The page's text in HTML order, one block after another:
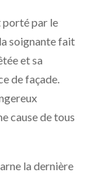
par le
soignante fait
et sa
de façade.
cause de tous
la dernière